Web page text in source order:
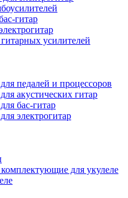
гитар
усилителей
педалей и процессоров
акустических гитар
бас-гитар
электрогитар
для укулеле